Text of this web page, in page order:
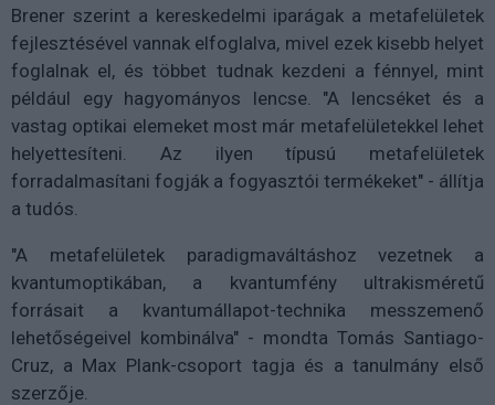
Brener szerint a kereskedelmi iparágak a metafelületek
fejlesztésével vannak elfoglalva, mivel ezek kisebb helyet
foglalnak el, és többet tudnak kezdeni a fénnyel, mint
például egy hagyományos lencse. "A lencséket és a
vastag optikai elemeket most már metafelületekkel lehet
helyettesíteni. Az ilyen típusú metafelületek
forradalmasítani fogják a fogyasztói termékeket" - állítja
a tudós.
"A metafelületek paradigmaváltáshoz vezetnek a
kvantumoptikában, a kvantumfény ultrakisméretű
forrásait a kvantumállapot-technika messzemenő
lehetőségeivel kombinálva" - mondta Tomás Santiago-
Cruz, a Max Plank-csoport tagja és a tanulmány első
szerzője.